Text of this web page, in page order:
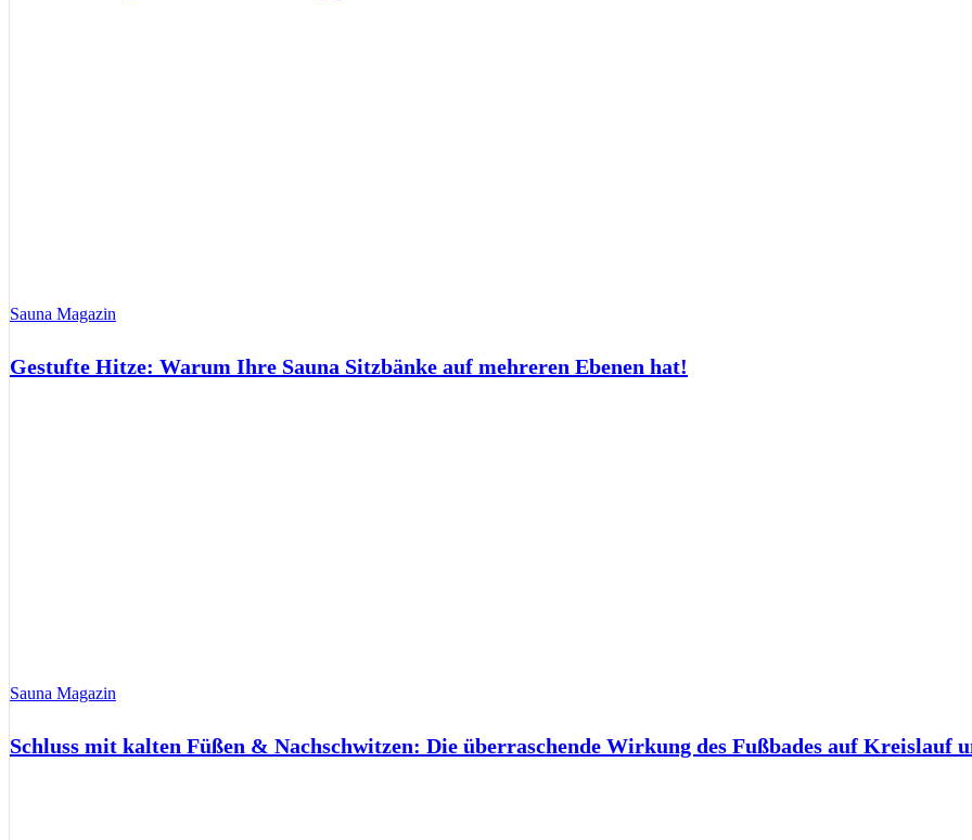
Sauna Magazin
Gestufte Hitze: Warum Ihre Sauna Sitzbänke auf mehreren Ebenen hat!
Sauna Magazin
Schluss mit kalten Füßen & Nachschwitzen: Die überraschende Wirkung des Fußbades auf Kreislauf